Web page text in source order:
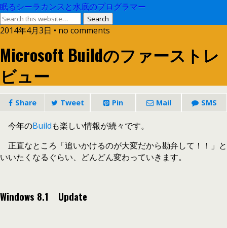
眠るシーラカンスと水底のプログラマー
2014年4月3日 • no comments
Microsoft Buildのファーストレ
ビュー
Share Tweet Pin Mail SMS
今年のBuildも楽しい情報が続々です。
正直なところ「追いかけるのが大変だから勘弁して！！」と
いいたくなるぐらい、どんどん変わっていきます。
Windows 8.1 Update